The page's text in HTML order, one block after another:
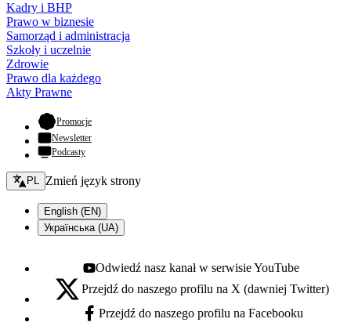
Kadry i BHP
Prawo w biznesie
Samorząd i administracja
Szkoły i uczelnie
Zdrowie
Prawo dla każdego
Akty Prawne
Promocje- otwiera się w nowej karcie
Newsletter
Podcasty
Zmień język - bieżący:
PL Zmień język strony
English (EN)
Українська (UA)
Youtube - otwiera się w nowej karcie
Odwiedź nasz kanał w serwisie YouTube
X - otwiera się w nowej karcie
Przejdź do naszego profilu na X (dawniej Twitter)
Facebook - otwiera się w nowej karcie
Przejdź do naszego profilu na Facebooku